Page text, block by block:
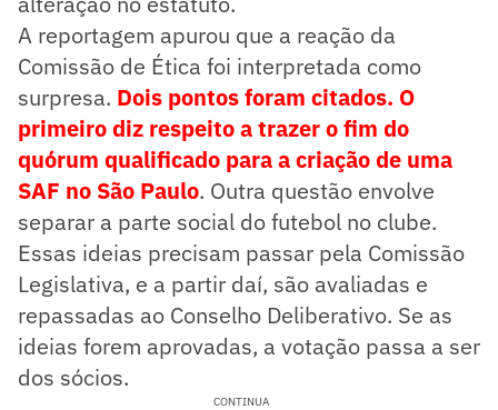
A reportagem apurou que a reação da
Comissão de Ética foi interpretada como
surpresa. Dois pontos foram citados. O
primeiro diz respeito a trazer o fim do
quórum qualificado para a criação de uma
SAF no São Paulo. Outra questão envolve
separar a parte social do futebol no clube.
Essas ideias precisam passar pela Comissão
Legislativa, e a partir daí, são avaliadas e
repassadas ao Conselho Deliberativo. Se as
ideias forem aprovadas, a votação passa a ser
dos sócios.
CONTINUA